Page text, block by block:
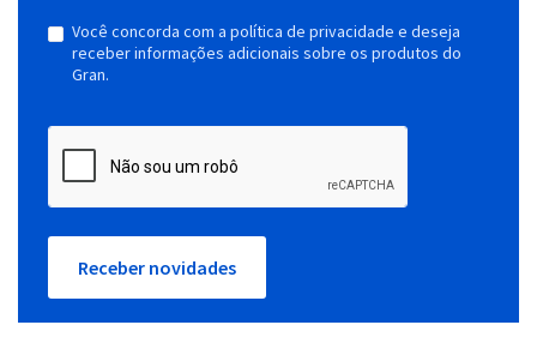
Você concorda com a política de privacidade e deseja
receber informações adicionais sobre os produtos do
Gran.
Receber novidades